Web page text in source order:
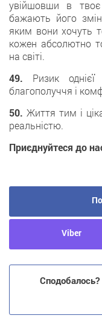
увійшовши в
бажають його
яким вони хочуть
кожен абсолютно
на світі.
49. Ризик
благополуччя і
50. Життя тим і
реальністю.
Приєднуйтеся до
Viber
Сподобалось?